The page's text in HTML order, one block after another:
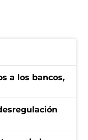
a los bancos,